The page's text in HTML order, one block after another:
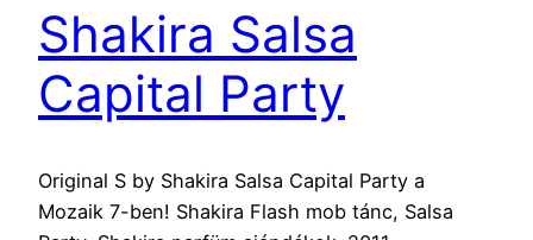
Shakira Salsa
Capital Party
Original S by Shakira Salsa Capital Party a
Mozaik 7-ben! Shakira Flash mob tánc, Salsa